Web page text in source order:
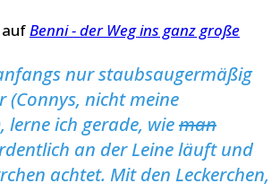
Benni - der Weg ins ganz große
nur staubsaugermäßig
(Connys, nicht meine
lerne ich gerade, wieman
an der Leine läuft und
achtet. Mit den Leckerchen,